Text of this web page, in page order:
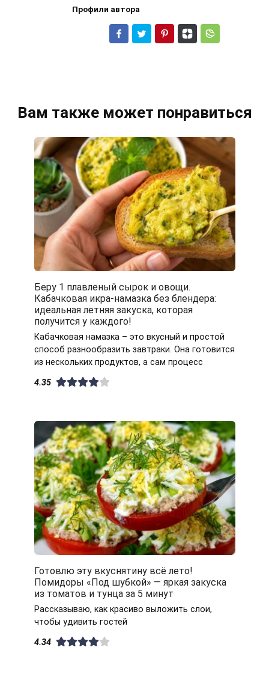
Профили автора
Вам также может понравиться
Беру 1 плавленый сырок и овощи.
Кабачковая икра-намазка без блендера:
идеальная летняя закуска, которая
получится у каждого!
Кабачковая намазка – это вкусный и простой
способ разнообразить завтраки. Она готовится
из нескольких продуктов, а сам процесс
4.35
Готовлю эту вкуснятину всё лето!
Помидоры «Под шубкой» — яркая закуска
из томатов и тунца за 5 минут
Рассказываю, как красиво выложить слои,
чтобы удивить гостей
4.34